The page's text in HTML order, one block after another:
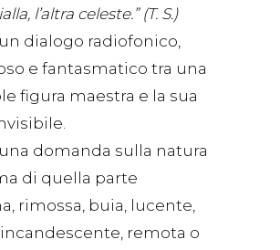
l’altra celeste.” (T. S.)
dialogo radiofonico,
e fantasmatico tra una
figura maestra e la sua
domanda sulla natura
di quella parte
rimossa, buia, lucente,
remota o